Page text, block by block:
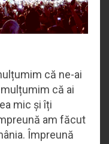
că ne-ai
că ai
mic și îți
am făcut
Împreună